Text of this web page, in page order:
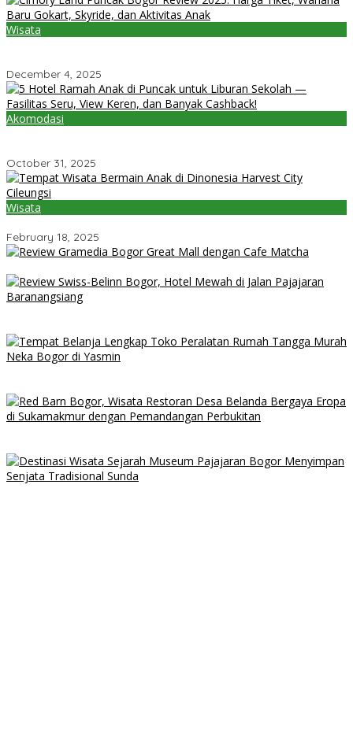
Wisata
December 4, 2025
Akomodasi
October 31, 2025
Wisata
February 18, 2025